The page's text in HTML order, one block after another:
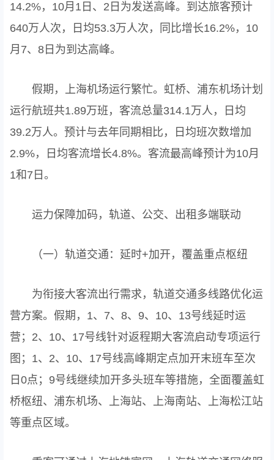
14.2%，10月1日、2日为发送高峰。到达旅客预计
640万人次，日均53.3万人次，同比增长16.2%，10
月7、8日为到达高峰。
假期，上海机场运行繁忙。虹桥、浦东机场计划
运行航班共1.89万班，客流总量314.1万人，日均
39.2万人。预计与去年同期相比，日均班次数增加
2.9%，日均客流增长4.8%。客流最高峰预计为10月
1和7日。
运力保障加码，轨道、公交、出租多端联动
（一）轨道交通：延时+加开，覆盖重点枢纽
为衔接大客流出行需求，轨道交通多线路优化运
营方案。假期，1、7、8、9、10、13号线延时运
营；2、10、17号线针对返程期大客流启动专项运行
图；1、2、10、17号线高峰期定点加开末班车至次
日0点；9号线继续加开多头班车等措施，全面覆盖虹
桥枢纽、浦东机场、上海站、上海南站、上海松江站
等重点区域。